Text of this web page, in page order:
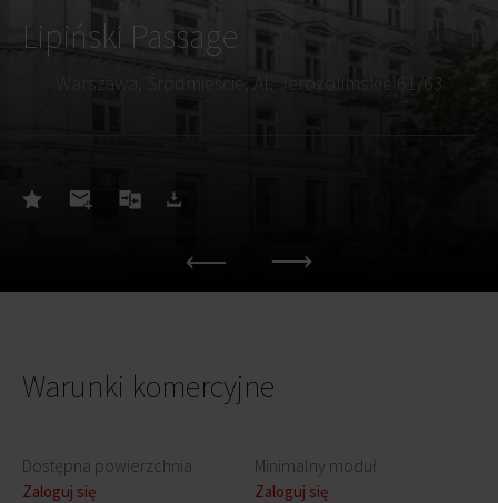
Lipiński Passage
Warszawa, Śródmieście, Al. Jerozolimskie 61/63
Warunki komercyjne
Dostępna powierzchnia
Zaloguj się
Minimalny moduł
Zaloguj się